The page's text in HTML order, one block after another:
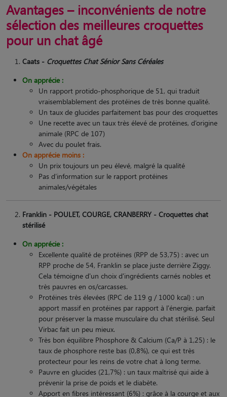
Avantages – inconvénients de notre
sélection des meilleures croquettes
pour un chat âgé
Caats - Croquettes Chat Sénior Sans Céréales
On apprécie :
Un rapport protido-phosphorique de 51, qui traduit
vraisemblablement des protéines de très bonne qualité.
Un taux de glucides parfaitement bas pour des croquettes
Une recette avec un taux très élevé de protéines, d’origine
animale (RPC de 107)
Avec du poulet frais.
On apprécie moins :
Un prix toujours un peu élevé, malgré la qualité
Pas d’information sur le rapport protéines
animales/végétales
Franklin - POULET, COURGE, CRANBERRY - Croquettes chat
stérilisé
On apprécie :
Excellente qualité de protéines (RPP de 53,75) : avec un
RPP proche de 54, Franklin se place juste derrière Ziggy.
Cela témoigne d'un choix d'ingrédients carnés nobles et
très pauvres en os/carcasses.
Protéines très élevées (RPC de 119 g / 1000 kcal) : un
apport massif en protéines par rapport à l'énergie, parfait
pour préserver la masse musculaire du chat stérilisé. Seul
Virbac fait un peu mieux.
Très bon équilibre Phosphore & Calcium (Ca/P à 1,25) : le
taux de phosphore reste bas (0,8%), ce qui est très
protecteur pour les reins de votre chat à long terme.
Pauvre en glucides (21,7%) : un taux maîtrisé qui aide à
prévenir la prise de poids et le diabète.
Apport en fibres intéressant (6%) : grâce à la courge et aux